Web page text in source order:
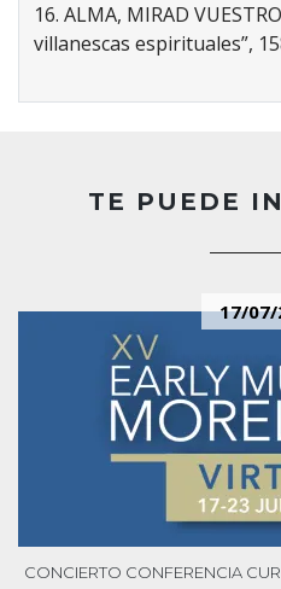
16. ALMA, MIRAD
villanescas espirituales”,
TE PUEDE
17/07/
CONCIERTO CONFERENCIA